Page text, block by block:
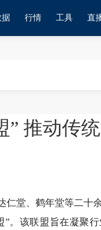
据 行情 工具 直
” 推动传
仁堂、鹤年堂等二十
。该联盟旨在凝聚